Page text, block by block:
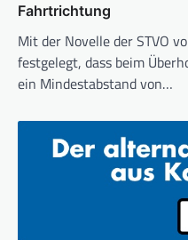
Fahrtrichtung
Mit der Novelle der STVO
festgelegt, dass beim
ein Mindestabstand von…